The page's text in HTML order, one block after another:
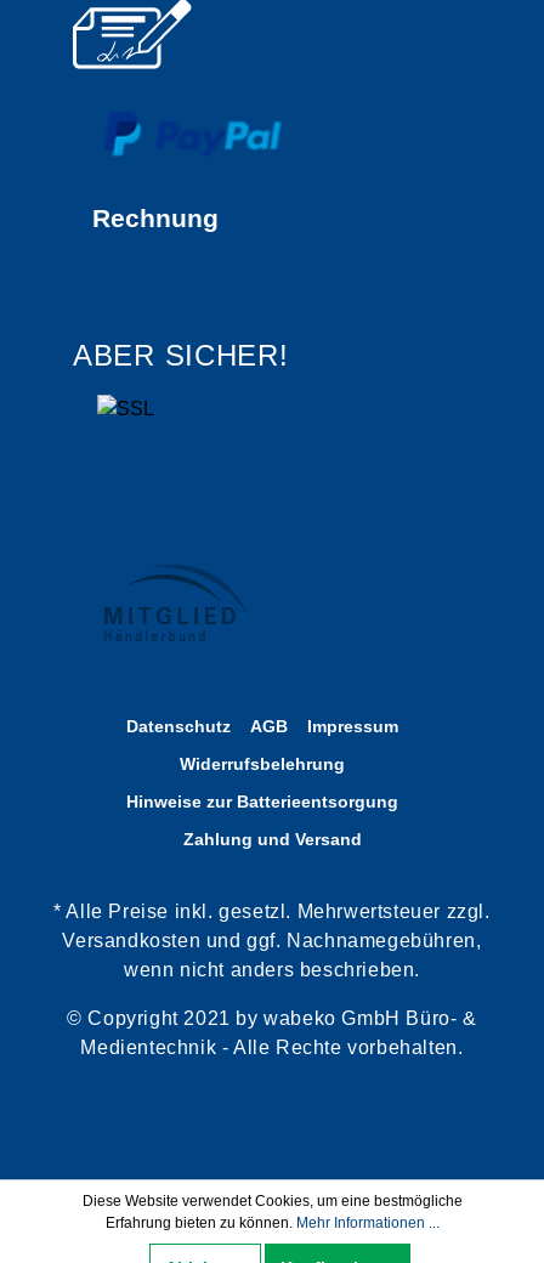
Rechnung
ABER SICHER!
Datenschutz AGB
Impressum
Widerrufsbelehrung
Hinweise zur Batterieentsorgung
Zahlung und Versand
* Alle Preise inkl. gesetzl. Mehrwertsteuer zzgl.
Versandkosten und ggf. Nachnamegebühren,
wenn nicht anders beschrieben.
© Copyright 2021 by wabeko GmbH Büro- &
Medientechnik - Alle Rechte vorbehalten.
Diese Website verwendet Cookies, um eine bestmögliche
Erfahrung bieten zu können. Mehr Informationen ...